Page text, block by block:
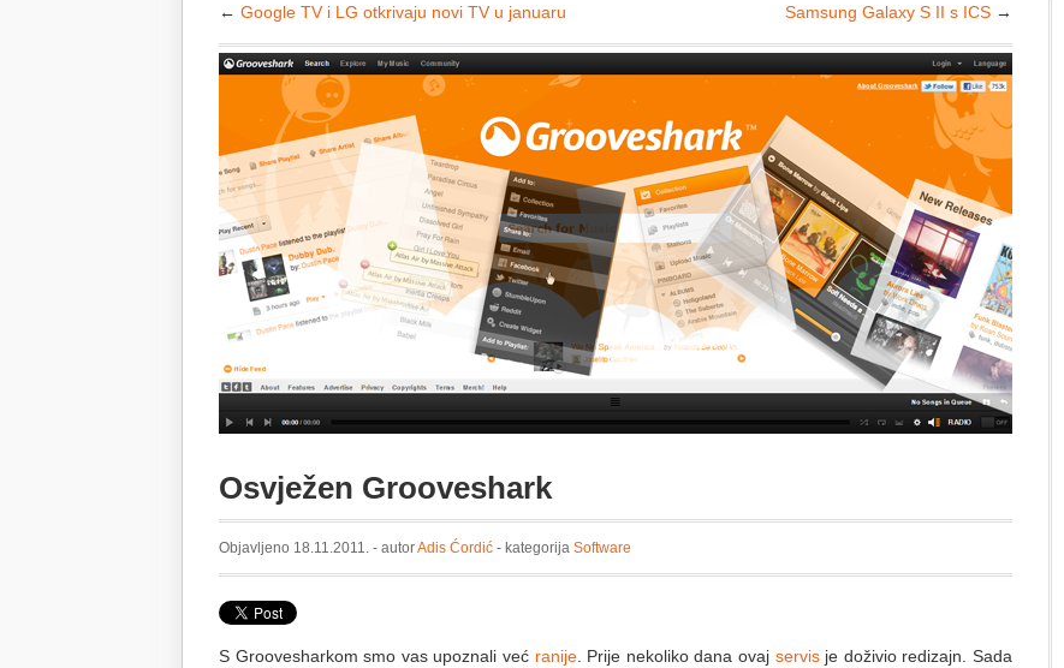
← Google TV i LG otkrivaju novi TV u januaru Samsung Galaxy S II s ICS →
Osvježen Grooveshark
Objavljeno 18.11.2011. - autorAdis Ćordić - kategorija Software
S Groovesharkom smo vas upoznali već ranije. Prije nekoliko dana ovaj servisje doživio redizajn. Sada